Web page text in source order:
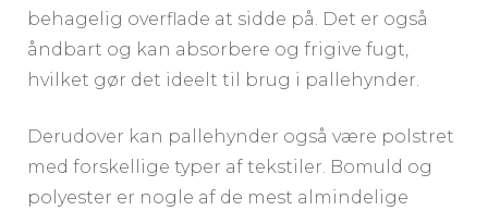
behagelig overflade at sidde på. Det er også
åndbart og kan absorbere og frigive fugt,
hvilket gør det ideelt til brug i pallehynder.
Derudover kan pallehynder også være polstret
med forskellige typer af tekstiler. Bomuld og
polyester er nogle af de mest almindelige